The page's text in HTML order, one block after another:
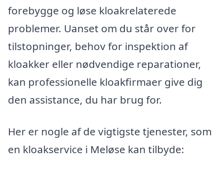
forebygge og løse kloakrelaterede
problemer. Uanset om du står over for
tilstopninger, behov for inspektion af
kloakker eller nødvendige reparationer,
kan professionelle kloakfirmaer give dig
den assistance, du har brug for.
Her er nogle af de vigtigste tjenester, som
en kloakservice i Meløse kan tilbyde: